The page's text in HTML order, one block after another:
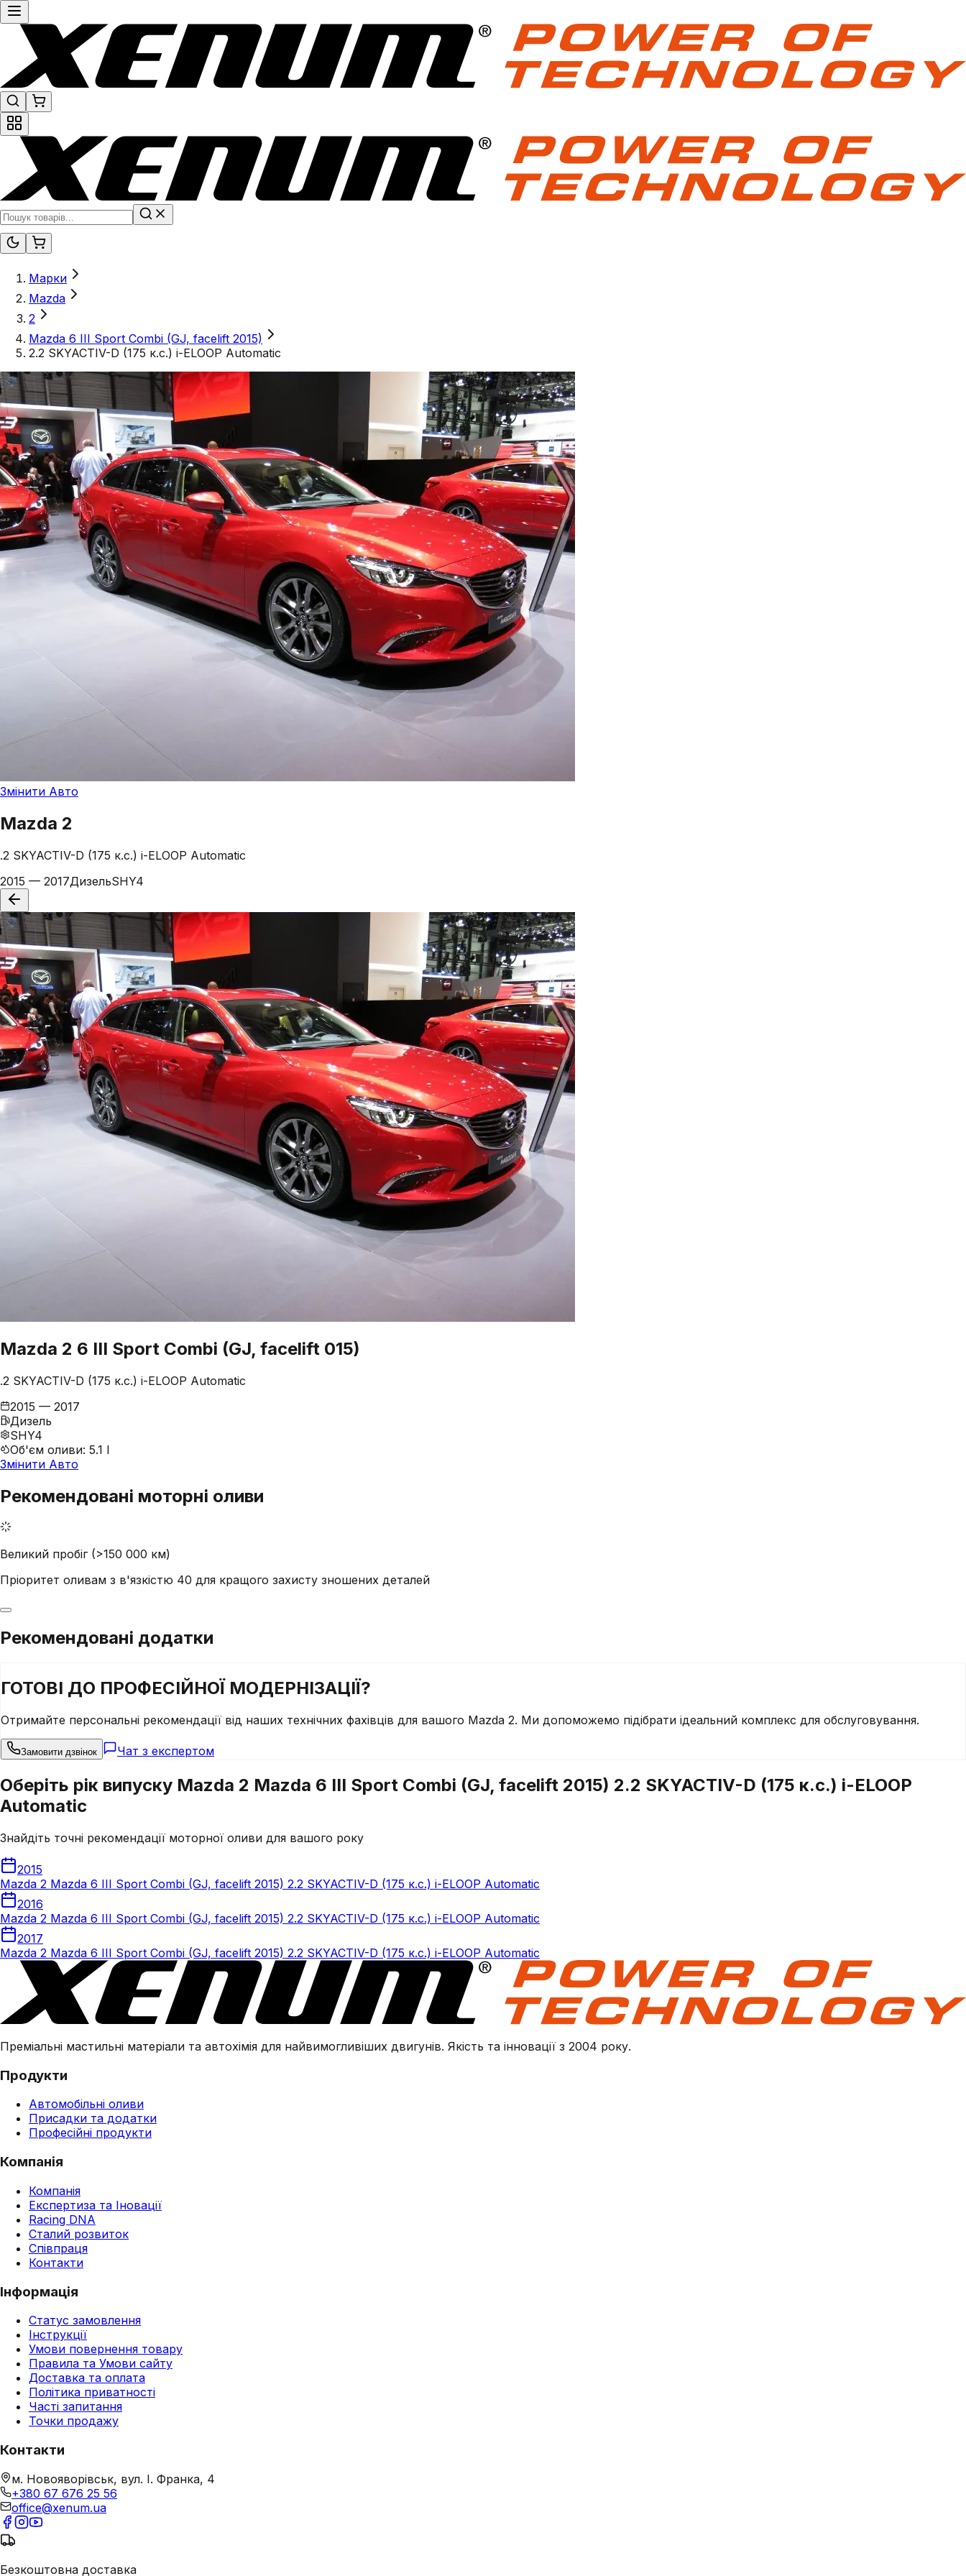
Марки
Mazda
2
Mazda 6 III Sport Combi (GJ, facelift 2015)
2.2 SKYACTIV-D (175 к.с.) i-ELOOP Automatic
Змінити Авто
Mazda 2
.2 SKYACTIV-D (175 к.с.) i-ELOOP Automatic
2015 — 2017ДизельSHY4
Mazda 2 6 III Sport Combi (GJ, facelift 015)
.2 SKYACTIV-D (175 к.с.) i-ELOOP Automatic
2015 — 2017
Дизель
SHY4
Об'єм оливи: 5.1 l
Змінити Авто
Рекомендовані моторні оливи
Великий пробіг (>150 000 км)
Пріоритет оливам з в'язкістю 40 для кращого захисту зношених деталей
Рекомендовані додатки
ГОТОВІ ДО ПРОФЕСІЙНОЇ МОДЕРНІЗАЦІЇ?
Отримайте персональні рекомендації від наших технічних фахівців для вашого Mazda 2. Ми допоможемо підібрати ідеальний комплекс для обслуговування.
Замовити дзвінок Чат з експертом
Оберіть рік випуску Mazda 2 Mazda 6 III Sport Combi (GJ, facelift 2015) 2.2 SKYACTIV-D (175 к.с.) i-ELOOP
Automatic
Знайдіть точні рекомендації моторної оливи для вашого року
2015
Mazda 2 Mazda 6 III Sport Combi (GJ, facelift 2015) 2.2 SKYACTIV-D (175 к.с.) i-ELOOP Automatic
2016
Mazda 2 Mazda 6 III Sport Combi (GJ, facelift 2015) 2.2 SKYACTIV-D (175 к.с.) i-ELOOP Automatic
2017
Mazda 2 Mazda 6 III Sport Combi (GJ, facelift 2015) 2.2 SKYACTIV-D (175 к.с.) i-ELOOP Automatic
Преміальні мастильні матеріали та автохімія для найвимогливіших двигунів. Якість та інновації з 2004 року.
Продукти
Автомобільні оливи
Присадки та додатки
Професійні продукти
Компанія
Компанія
Експертиза та Іновації
Racing DNA
Сталий розвиток
Співпраця
Контакти
Інформація
Статус замовлення
Інструкції
Умови повернення товару
Правила та Умови сайту
Доставка та оплата
Політика приватності
Часті запитання
Точки продажу
Контакти
м. Новояворівськ, вул. І. Франка, 4
+380 67 676 25 56
office@xenum.ua
Безкоштовна доставка